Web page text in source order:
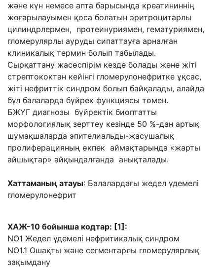
және күн немесе апта барысында креатининнің
жоғарылауымен қоса болатын эритроцитарлы
цилиндрлермен, протеинуриямен, гематуриямен,
гломерулярлы ауруды сипаттауға арналған
клиникалық термин болып табылады.
Сырқаттану жасөспірім кезде болады және жіті
стрептококтан кейінгі гломерулонефритке ұқсас,
жіті нефриттік синдром болып байқалады, алайда
бұл балаларда бүйрек функциясы төмен.
БЖҮГ диагнозы бүйректік биоптатты
морфологиялық зерттеу кезінде 50 %-дан артық
шумақшаларда эпителиальды-жасушалық
пролиферацияның өкпек аймақтарында «жарты
айшықтар» айқындалғанда анықталады.
Хаттаманың атауы: Балалардағы жедел үдемелі
гломерулонефрит
ХАЖ-10 бойынша кодтар: [1]:
NO1 Жедел үдемелі нефритикалық синдром
NO1.1 Ошақты және сегментарлы гломерулярлық
зақымдану